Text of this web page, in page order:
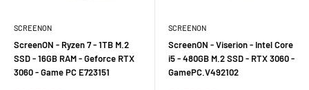
SCREENON
ScreenON - Ryzen 7 - 1TB M.2
SSD - 16GB RAM - Geforce RTX
3060 - Game PC E723151
SCREENON
ScreenON - Viserion - Intel Core
i5 - 480GB M.2 SSD - RTX 3060 -
GamePC.V492102